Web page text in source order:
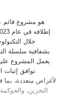
خلال
بشفافية سلسلة
يعمل المشروع
توافق إثبات
التخزين،